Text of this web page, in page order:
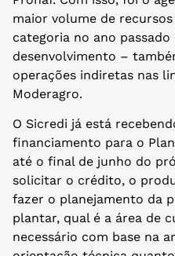
maior volume de
categoria no ano
desenvolvimento –
operações indiretas nas
Moderagro.
O Sicredi já está
financiamento para o
até o final de junho do
solicitar o crédito, o
fazer o planejamento da
plantar, qual é a área de
necessário com base na